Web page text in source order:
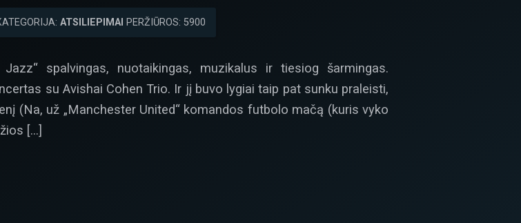
ATSILIEPIMAI PERŽIŪROS: 5900
spalvingas, nuotaikingas, muzikalus ir tiesiog šarmingas.
su Avishai Cohen Trio. Ir jį buvo lygiai taip pat sunku praleisti,
(Na, už „Manchester United“ komandos futbolo mačą (kuris vyko
[…]